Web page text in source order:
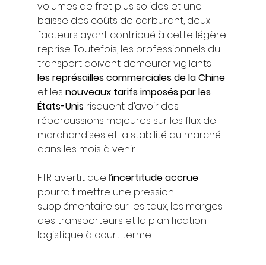
volumes de fret plus solides et une
baisse des coûts de carburant, deux
facteurs ayant contribué à cette légère
reprise. Toutefois, les professionnels du
transport doivent demeurer vigilants :
les représailles commerciales de la Chine
et les nouveaux tarifs imposés par les
États-Unis risquent d’avoir des
répercussions majeures sur les flux de
marchandises et la stabilité du marché
dans les mois à venir.
FTR avertit que l’incertitude accrue
pourrait mettre une pression
supplémentaire sur les taux, les marges
des transporteurs et la planification
logistique à court terme.